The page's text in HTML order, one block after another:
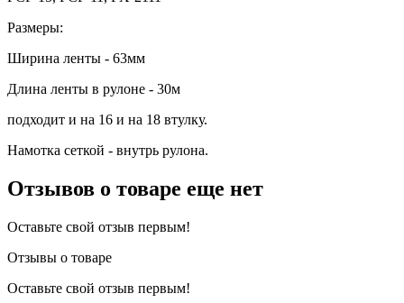
Размеры:
Ширина ленты - 63мм
Длина ленты в рулоне - 30м
подходит и на 16 и на 18 втулку.
Намотка сеткой - внутрь рулона.
Отзывов о товаре еще нет
Оставьте свой отзыв первым!
Отзывы о товаре
Оставьте свой отзыв первым!